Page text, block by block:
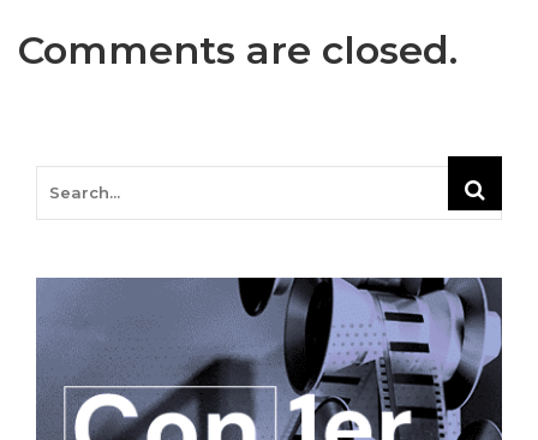
Comments are closed.